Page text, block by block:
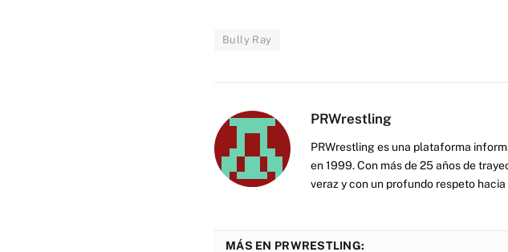
Bully Ray
PRWrestling
PRWrestling es una plataforma
en 1999. Con más de 25 años de
veraz y con un profundo respeto
MÁS EN PRWRESTLING: